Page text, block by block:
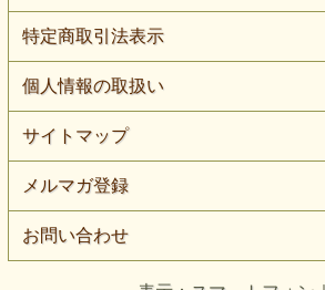
特定商取引法表示
個人情報の取扱い
サイトマップ
メルマガ登録
お問い合わせ